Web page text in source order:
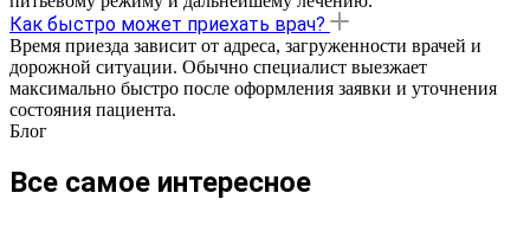
Как быстро может приехать врач?
Время приезда зависит от адреса, загруженности врачей и
дорожной ситуации. Обычно специалист выезжает
максимально быстро после оформления заявки и уточнения
состояния пациента.
Блог
Все самое интересное